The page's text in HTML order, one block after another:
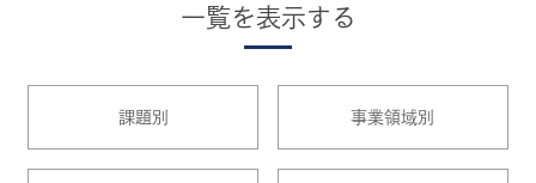
一覧を表示する
課題別 事業領域別